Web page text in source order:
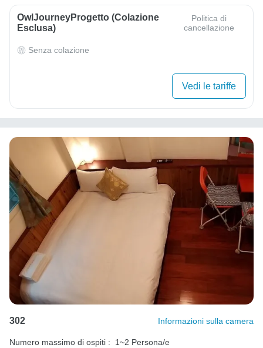
OwlJourneyProgetto (colazione
Esclusa)
Politica di
cancellazione
Senza colazione
Vedi le tariffe
302 Informazioni sulla camera
Numero massimo di ospiti :
1~2 Persona/e